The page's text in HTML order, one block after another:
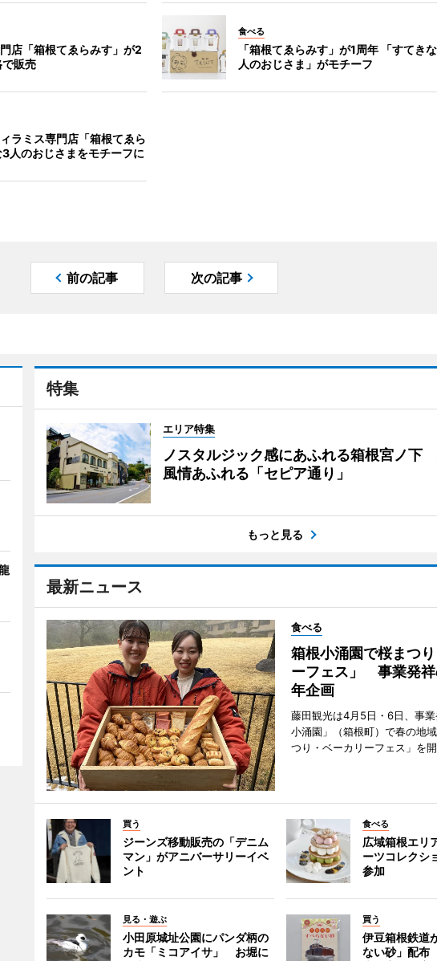
店「箱根てゑらみす」が2
販売
食べる
「箱根てゑらみす」が1周年 「すてき
人のおじさま」がモチーフ
ラミス専門店「箱根てゑら
人のおじさまをモチーフに
前の記事 次の記事
特集
エリア特集
ノスタルジック感にあふれる箱根宮ノ下
風情あふれる「セピア通り」
もっと見る
最新ニュース
食べる
箱根小涌園で桜まつ
ーフェス」 事業発祥
年企画
藤田観光は4月5日・6日、事
小涌園」（箱根町）で春の地
つり・ベーカリーフェス」を開
買う
ジーンズ移動販売の「デニム
マン」がアニバーサリーイベ
ント
食べる
広域箱根エリ
ーツコレク
参加
見る・遊ぶ
小田原城址公園にパンダ柄の
カモ「ミコアイサ」 お堀に
買う
伊豆箱根鉄道
ない砂」配